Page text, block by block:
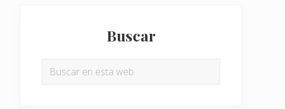
Buscar
Buscar